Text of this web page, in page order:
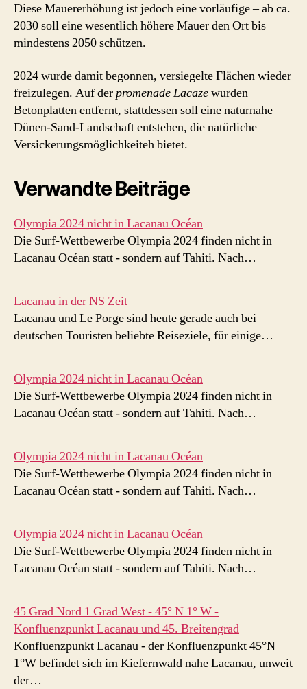
Diese Mauererhöhung ist jedoch eine vorläufige – ab ca.
2030 soll eine wesentlich höhere Mauer den Ort bis
mindestens 2050 schützen.
2024 wurde damit begonnen, versiegelte Flächen wieder
freizulegen. Auf derpromenade Lacazewurden
Betonplatten entfernt, stattdessen soll eine naturnahe
Dünen-Sand-Landschaft entstehen, die natürliche
Versickerungsmöglichkeiteh bietet.
Verwandte Beiträge
Olympia 2024 nicht in Lacanau Océan
Die Surf-Wettbewerbe Olympia 2024 finden nicht in
Lacanau Océan statt - sondern auf Tahiti. Nach…
Lacanau in der NS Zeit
Lacanau und Le Porge sind heute gerade auch bei
deutschen Touristen beliebte Reiseziele, für einige…
Olympia 2024 nicht in Lacanau Océan
Die Surf-Wettbewerbe Olympia 2024 finden nicht in
Lacanau Océan statt - sondern auf Tahiti. Nach…
Olympia 2024 nicht in Lacanau Océan
Die Surf-Wettbewerbe Olympia 2024 finden nicht in
Lacanau Océan statt - sondern auf Tahiti. Nach…
Olympia 2024 nicht in Lacanau Océan
Die Surf-Wettbewerbe Olympia 2024 finden nicht in
Lacanau Océan statt - sondern auf Tahiti. Nach…
45 Grad Nord 1 Grad West - 45° N 1° W -
Konfluenzpunkt Lacanau und 45. Breitengrad
Konfluenzpunkt Lacanau - der Konfluenzpunkt 45°N
1°W befindet sich im Kiefernwald nahe Lacanau, unweit
der…